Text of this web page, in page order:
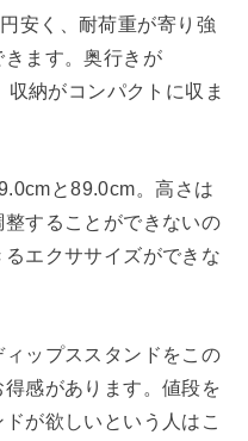
安く、耐荷重が寄り強
ます。奥行きが
納がコンパクトに収ま
と89.0cm。高さは
することができないの
エクササイズができな
ップススタンドをこの
感があります。値段を
が欲しいという人はこ